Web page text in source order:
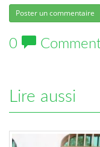
Poster un commentaire
0
Lire aussi